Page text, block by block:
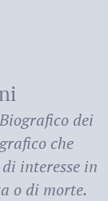
dei
che
interesse in
o di morte.